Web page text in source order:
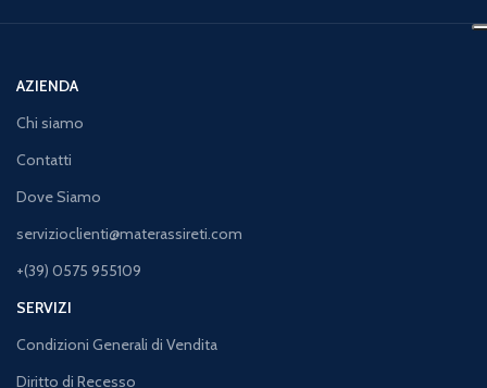
AZIENDA
Chi siamo
Contatti
Dove Siamo
servizioclienti@materassireti.com
+(39) 0575 955109
SERVIZI
Condizioni Generali di Vendita
Diritto di Recesso